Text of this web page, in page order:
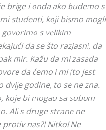
brige i onda ako budemo s
studenti, koji bismo mogli
s velikim
da se što razjasni, da
mir. Kažu da mi zasada
da ćemo i mi (to jest
dvije godine, to se ne zna.
koje bi mogao sa sobom
Ali s druge strane ne
protiv nas?! Nitko! Ne